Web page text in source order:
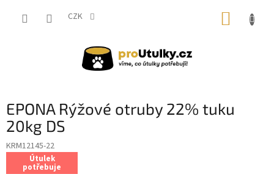
CZK
EPONA Rýžové otruby 22% tuku
20kg DS
KRM12145-22
Útulek
potřebuje